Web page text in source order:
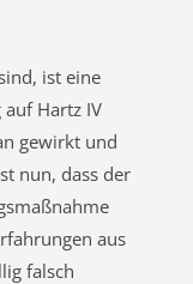
ist eine
Hartz IV
gewirkt und
nun, dass der
aus
falsch